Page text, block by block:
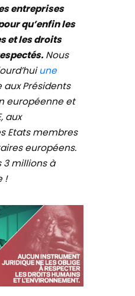
entreprises
qu’enfin les
et les droits
Nous
une
aux Présidents
européenne et
aux
Etats membres
européens.
3 millions à
!